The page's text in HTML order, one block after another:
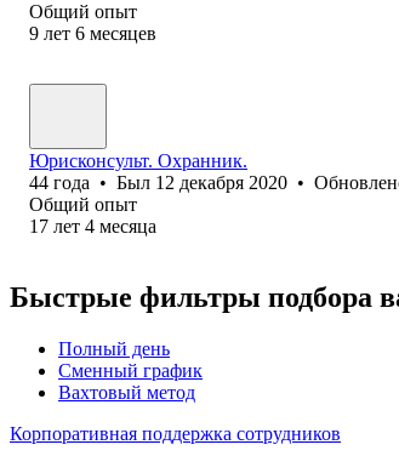
Общий опыт
9 лет 6 месяцев
Юрисконсульт. Охранник.
44 года • Был 12 декабря 2020 •
Общий опыт
17 лет 4 месяца
Быстрые фильтры подбора
Полный день
Сменный график
Вахтовый метод
Корпоративная поддержка сотрудников